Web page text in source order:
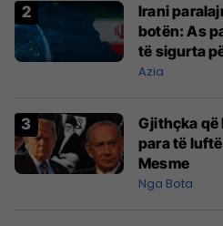
Irani
botën: As
të sigurta
Azia
Gjithçka që
para të
Mesme
Nga Bota